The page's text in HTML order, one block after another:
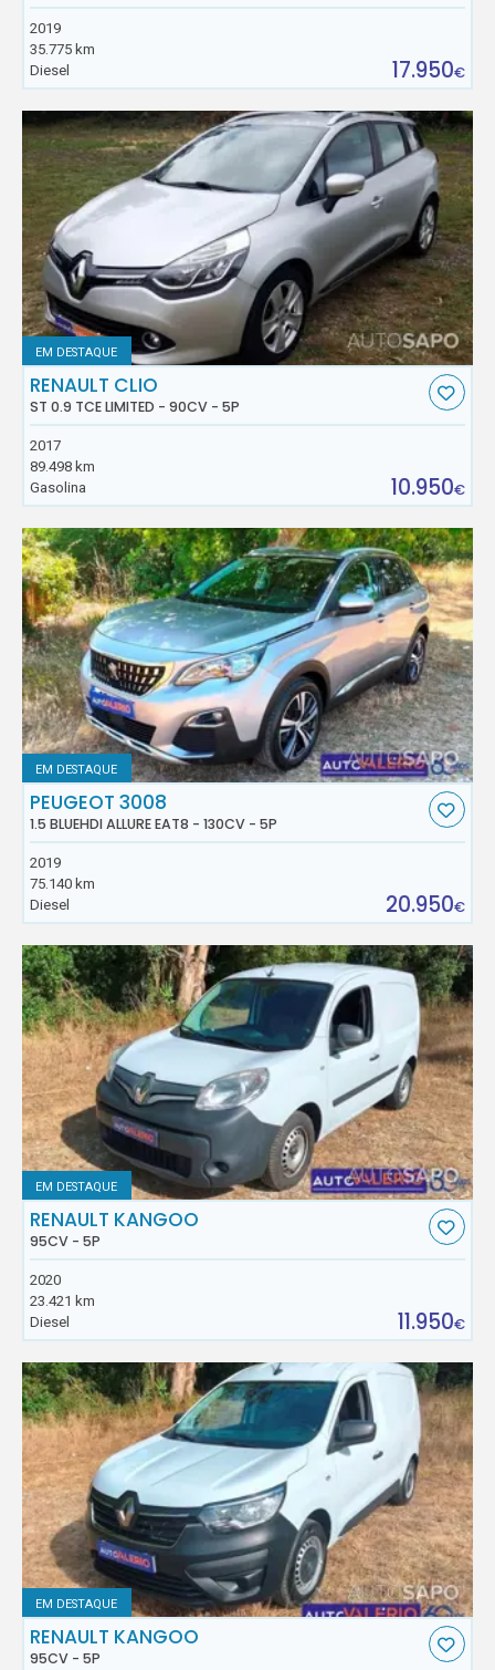
2019
35.775 km
Diesel
17.950€
EM DESTAQUE
RENAULT CLIO
ST 0.9 TCE LIMITED - 90CV - 5P
2017
89.498 km
Gasolina
10.950€
EM DESTAQUE
PEUGEOT 3008
1.5 BLUEHDI ALLURE EAT8 - 130CV - 5P
2019
75.140 km
Diesel
20.950€
EM DESTAQUE
RENAULT KANGOO
95CV - 5P
2020
23.421 km
Diesel
11.950€
EM DESTAQUE
RENAULT KANGOO
95CV - 5P